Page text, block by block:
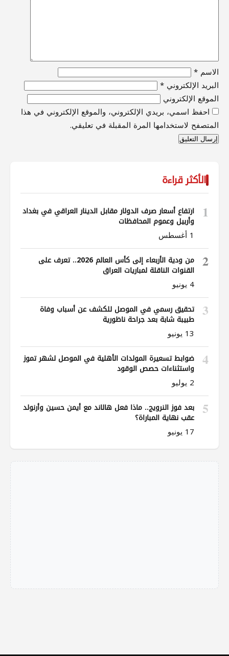
الاسم *
البريد الإلكتروني *
الموقع الإلكتروني
احفظ اسمي، بريدي الإلكتروني، والموقع الإلكتروني في هذا
المتصفح لاستخدامها المرة المقبلة في تعليقي.
الأكثر قراءة
1 ارتفاع أسعار صرف الدولار مقابل الدينار العراقي في بغداد
وأربيل وعموم المحافظات
1 أغسطس
2 من ودية الأربعاء إلى كأس العالم 2026.. تعرف على
القنوات الناقلة لمباريات العراق
4 يونيو
3 تحقيق رسمي في الموصل للكشف عن أسباب وفاة
طبيبة شابة بعد جراحة ناظورية
13 يونيو
4 ضوابط تسعيرة المولدات الأهلية في الموصل لشهر تموز
واستثناءات حصص الوقود
2 يوليو
5 بعد فوز النرويج.. ماذا فعل هالاند مع أيمن حسين وأرنولد
عقب نهاية المباراة؟
17 يونيو